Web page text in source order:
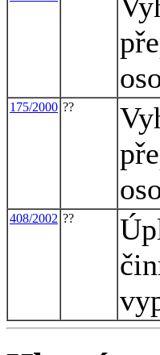
175/2000 ??
408/2002 ??